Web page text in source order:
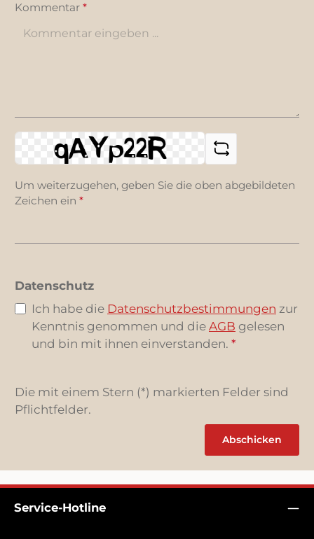
Kommentar *
Um weiterzugehen, geben Sie die oben abgebildeten
Zeichen ein *
Datenschutz
Ich habe die Datenschutzbestimmungen zur
Kenntnis genommen und die AGB gelesen
und bin mit ihnen einverstanden. *
Die mit einem Stern (*) markierten Felder sind
Pflichtfelder.
Abschicken
Service-Hotline